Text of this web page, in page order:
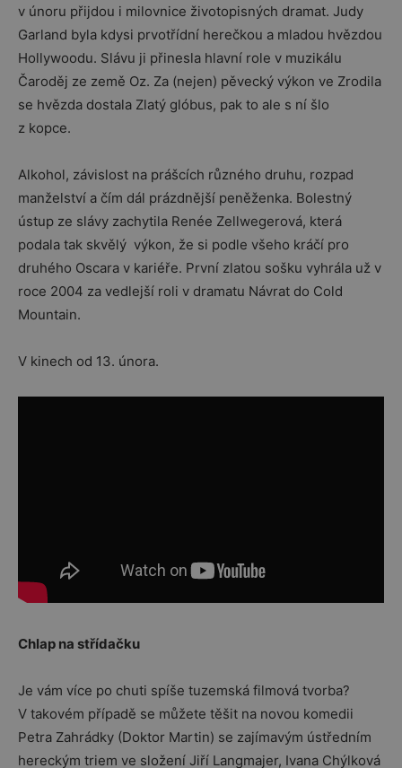
v únoru přijdou i milovnice životopisných dramat. Judy
Garland byla kdysi prvotřídní herečkou a mladou hvězdou
Hollywoodu. Slávu ji přinesla hlavní role v muzikálu
Čaroděj ze země Oz. Za (nejen) pěvecký výkon ve Zrodila
se hvězda dostala Zlatý glóbus, pak to ale s ní šlo
z kopce.
Alkohol, závislost na prášcích různého druhu, rozpad
manželství a čím dál prázdnější peněženka. Bolestný
ústup ze slávy zachytila Renée Zellwegerová, která
podala tak skvělý výkon, že si podle všeho kráčí pro
druhého Oscara v kariéře. První zlatou sošku vyhrála už v
roce 2004 za vedlejší roli v dramatu Návrat do Cold
Mountain.
V kinech od 13. února.
Chlap na střídačku
Je vám více po chuti spíše tuzemská filmová tvorba?
V takovém případě se můžete těšit na novou komedii
Petra Zahrádky (Doktor Martin) se zajímavým ústředním
hereckým triem ve složení Jiří Langmajer, Ivana Chýlková